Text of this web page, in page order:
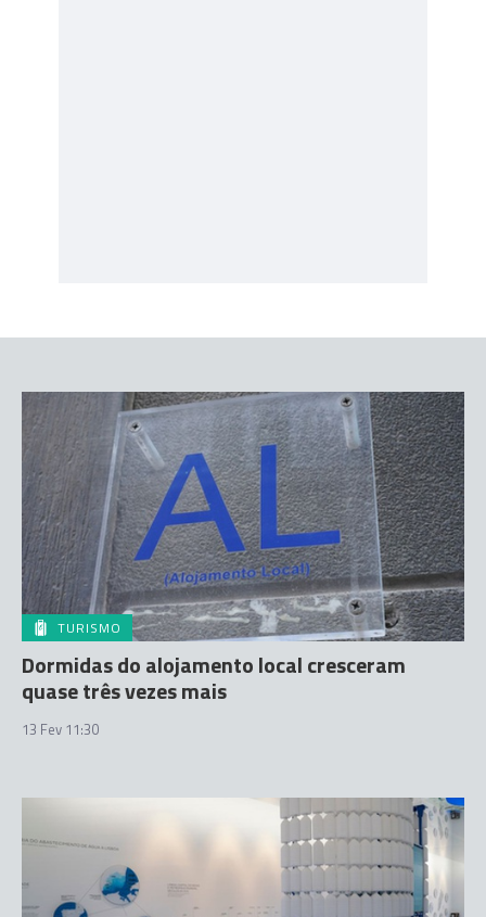
TURISMO
Dormidas do alojamento local cresceram
quase três vezes mais
13 Fev 11:30